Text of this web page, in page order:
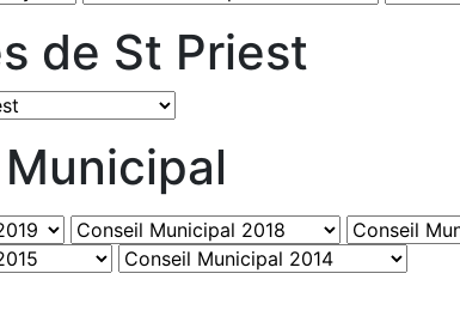
de St Priest